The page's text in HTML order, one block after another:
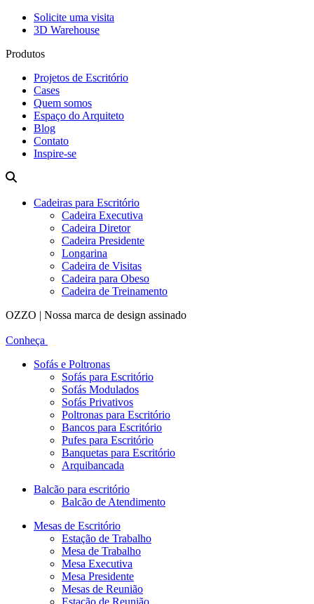
Solicite uma visita
3D Warehouse
Produtos
Projetos de Escritório
Cases
Quem somos
Espaço do Arquiteto
Blog
Contato
Inspire-se
Cadeiras para Escritório
Cadeira Executiva
Cadeira Diretor
Cadeira Presidente
Longarina
Cadeira de Visitas
Cadeira para Obeso
Cadeira de Treinamento
OZZO | Nossa marca de design assinado
Conheça
Sofás e Poltronas
Sofás para Escritório
Sofás Modulados
Sofás Privativos
Poltronas para Escritório
Bancos para Escritório
Pufes para Escritório
Banquetas para Escritório
Arquibancada
Balcão para escritório
Balcão de Atendimento
Mesas de Escritório
Estação de Trabalho
Mesa de Trabalho
Mesa Executiva
Mesa Presidente
Mesas de Reunião
Estação de Reunião